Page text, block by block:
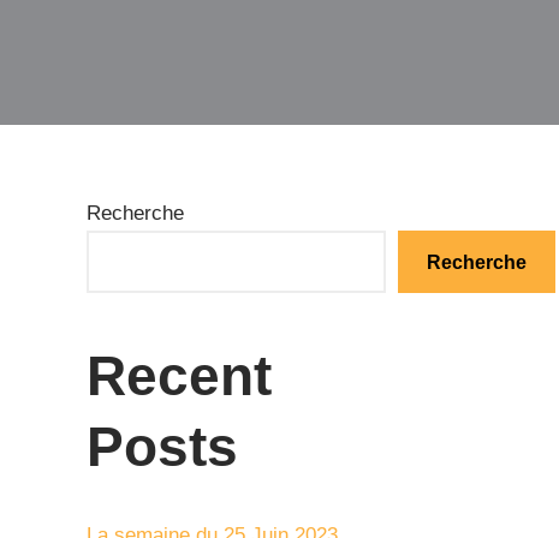
Recherche
Recherche
Recent
Posts